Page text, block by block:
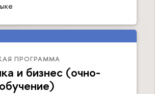
ПРОГРАММА
и бизнес (очно-